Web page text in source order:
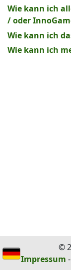
Wie kann ich
/ oder
Wie kann ich
Wie kann ich
©
Impressum -